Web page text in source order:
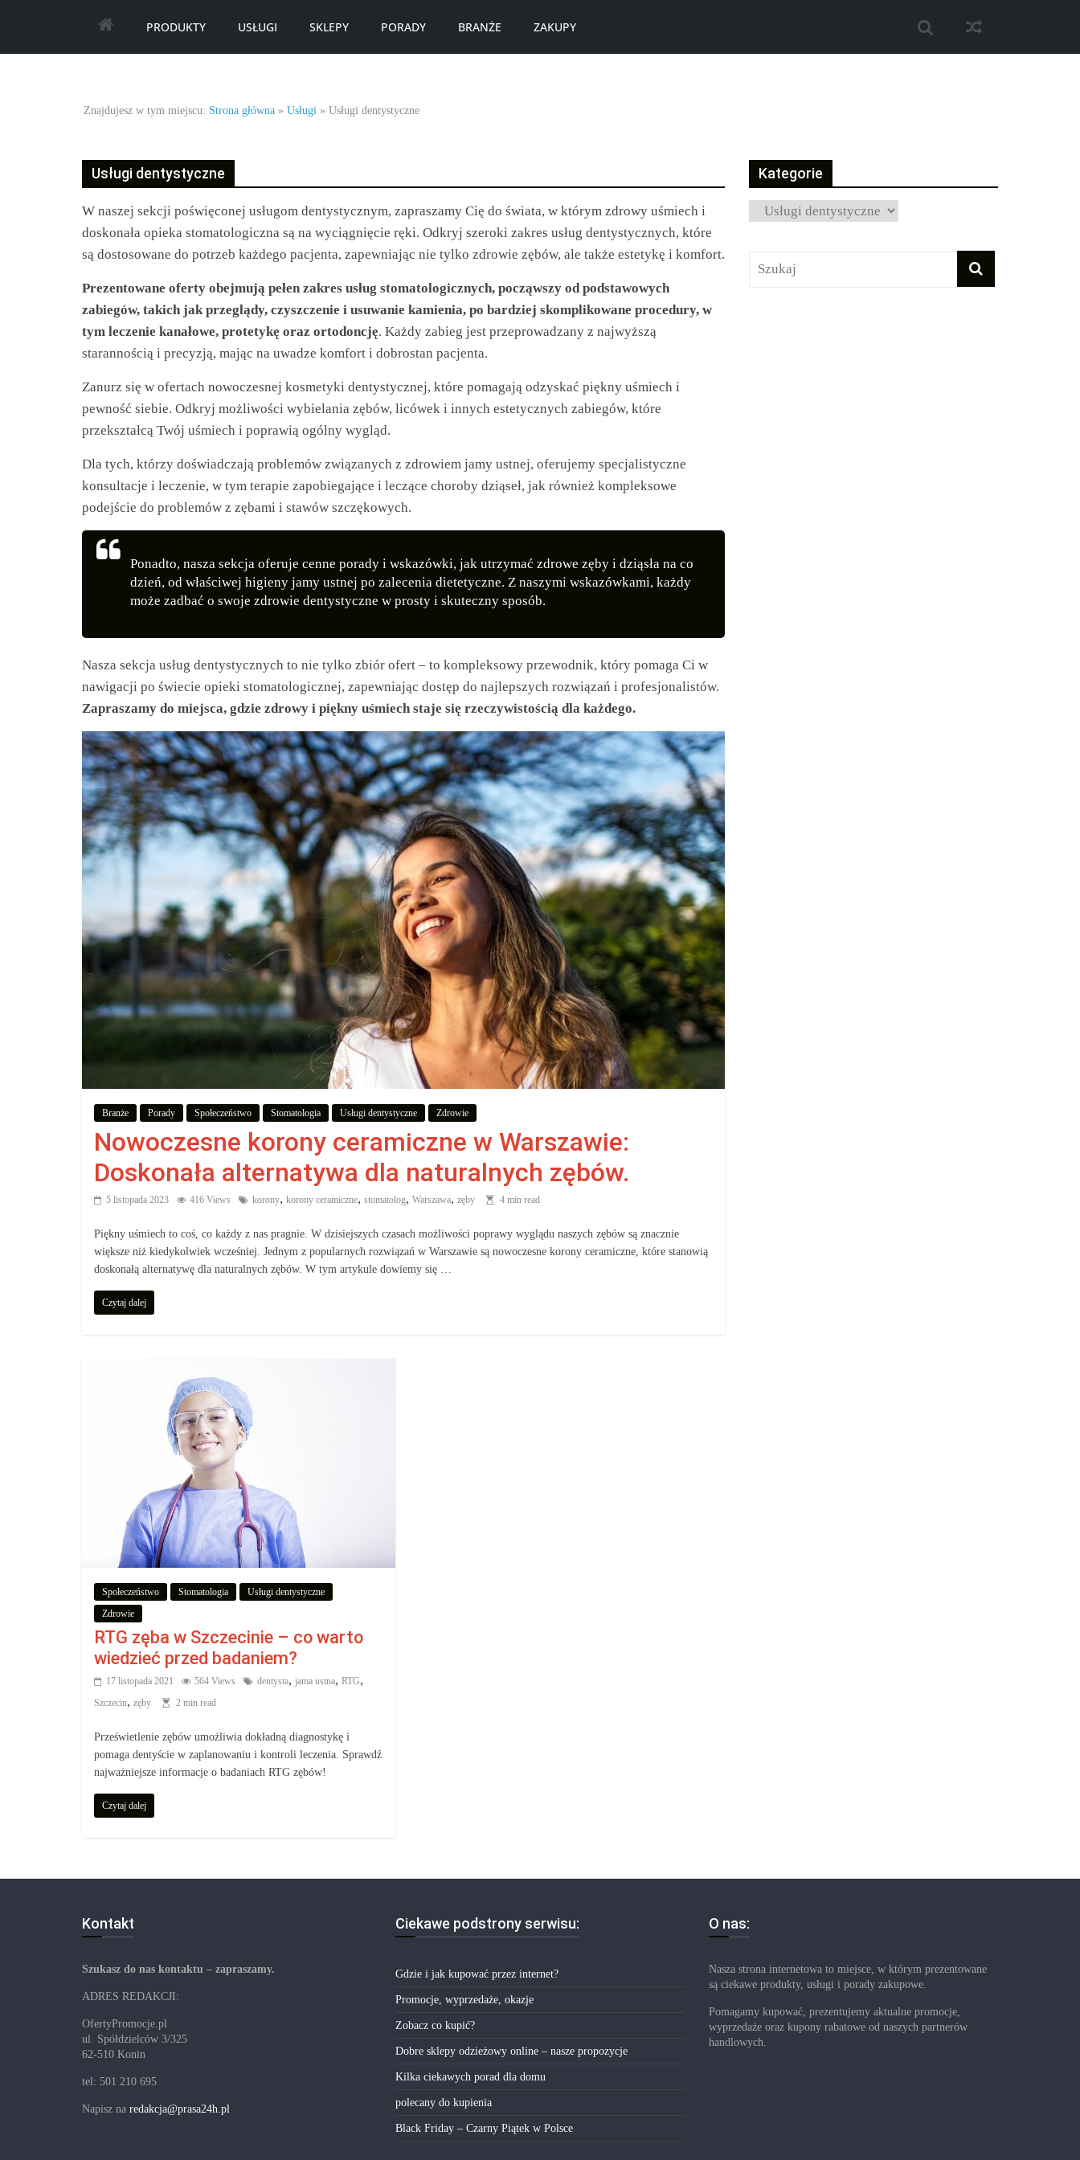
content
PRODUKTY USŁUGI SKLEPY PORADY BRANŻE ZAKUPY
Najlepsze
oraz
promocje.
Porady
dotyczące
zakupów,
aby
wiedzieć,
co
kupić.
jak
gdzie
Znajdujesz w tym miejscu: Strona główna » Usługi » Usługi dentystyczne
Usługi dentystyczne
W naszej sekcji poświęconej usługom dentystycznym, zapraszamy Cię do świata, w którym zdrowy uśmiech i
doskonała opieka stomatologiczna są na wyciągnięcie ręki. Odkryj szeroki zakres usług dentystycznych, które
są dostosowane do potrzeb każdego pacjenta, zapewniając nie tylko zdrowie zębów, ale także estetykę i komfort.
Prezentowane oferty obejmują pełen zakres usług stomatologicznych, począwszy od podstawowych
zabiegów, takich jak przeglądy, czyszczenie i usuwanie kamienia, po bardziej skomplikowane procedury, w
tym leczenie kanałowe, protetykę oraz ortodoncję. Każdy zabieg jest przeprowadzany z najwyższą
starannością i precyzją, mając na uwadze komfort i dobrostan pacjenta.
Zanurz się w ofertach nowoczesnej kosmetyki dentystycznej, które pomagają odzyskać piękny uśmiech i
pewność siebie. Odkryj możliwości wybielania zębów, licówek i innych estetycznych zabiegów, które
przekształcą Twój uśmiech i poprawią ogólny wygląd.
Dla tych, którzy doświadczają problemów związanych z zdrowiem jamy ustnej, oferujemy specjalistyczne
konsultacje i leczenie, w tym terapie zapobiegające i leczące choroby dziąseł, jak również kompleksowe
podejście do problemów z zębami i stawów szczękowych.
Ponadto, nasza sekcja oferuje cenne porady i wskazówki, jak utrzymać zdrowe zęby i dziąsła na co
dzień, od właściwej higieny jamy ustnej po zalecenia dietetyczne. Z naszymi wskazówkami, każdy
może zadbać o swoje zdrowie dentystyczne w prosty i skuteczny sposób.
Nasza sekcja usług dentystycznych to nie tylko zbiór ofert – to kompleksowy przewodnik, który pomaga Ci w
nawigacji po świecie opieki stomatologicznej, zapewniając dostęp do najlepszych rozwiązań i profesjonalistów.
Zapraszamy do miejsca, gdzie zdrowy i piękny uśmiech staje się rzeczywistością dla każdego.
Branże Porady Społeczeństwo Stomatologia Usługi dentystyczne Zdrowie
Nowoczesne korony ceramiczne w Warszawie:
Doskonała alternatywa dla naturalnych zębów.
5 listopada 2023 416 Views korony, korony ceramiczne, stomatolog, Warszawa, zęby 4 min read
Piękny uśmiech to coś, co każdy z nas pragnie. W dzisiejszych czasach możliwości poprawy wyglądu naszych zębów są znacznie
większe niż kiedykolwiek wcześniej. Jednym z popularnych rozwiązań w Warszawie są nowoczesne korony ceramiczne, które stanowią
doskonałą alternatywę dla naturalnych zębów. W tym artykule dowiemy się …
Czytaj dalej
Społeczeństwo Stomatologia
Usługi dentystyczne
Zdrowie
RTG zęba w Szczecinie – co warto
wiedzieć przed badaniem?
17 listopada 2021 564 Views dentysta, jama ustna, RTG,
Szczecin, zęby 2 min read
Prześwietlenie zębów umożliwia dokładną diagnostykę i
pomaga dentyście w zaplanowaniu i kontroli leczenia. Sprawdź
najważniejsze informacje o badaniach RTG zębów!
Czytaj dalej
Kategorie
Kategorie
Kontakt
Szukasz do nas kontaktu – zapraszamy.
ADRES REDAKCJI:
OfertyPromocje.pl
ul. Spółdzielców 3/325
62-510 Konin
tel: 501 210 695
Napisz na redakcja@prasa24h.pl
Ciekawe podstrony serwisu:
Gdzie i jak kupować przez internet?
Promocje, wyprzedaże, okazje
Zobacz co kupić?
Dobre sklepy odzieżowy online – nasze propozycje
Kilka ciekawych porad dla domu
polecany do kupienia
Black Friday – Czarny Piątek w Polsce
O nas:
Nasza strona internetowa to miejsce, w którym prezentowane
są ciekawe produkty, usługi i porady zakupowe.
Pomagamy kupować, prezentujemy aktualne promocje,
wyprzedaże oraz kupony rabatowe od naszych partnerów
handlowych.